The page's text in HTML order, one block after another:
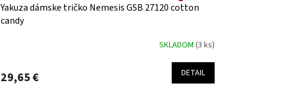
Yakuza dámske tričko Nemesis GSB 27120 cotton
candy
SKLADOM (3 ks)
29,65 € DETAIL